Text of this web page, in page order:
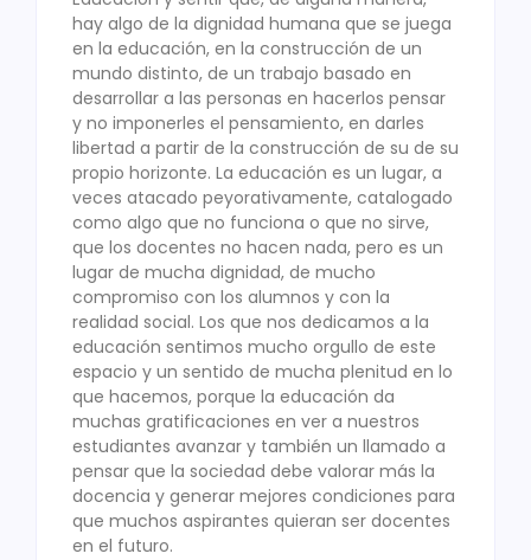
hay algo de la dignidad humana que se juega
en la educación, en la construcción de un
mundo distinto, de un trabajo basado en
desarrollar a las personas en hacerlos pensar
y no imponerles el pensamiento, en darles
libertad a partir de la construcción de su de su
propio horizonte. La educación es un lugar, a
veces atacado peyorativamente, catalogado
como algo que no funciona o que no sirve,
que los docentes no hacen nada, pero es un
lugar de mucha dignidad, de mucho
compromiso con los alumnos y con la
realidad social. Los que nos dedicamos a la
educación sentimos mucho orgullo de este
espacio y un sentido de mucha plenitud en lo
que hacemos, porque la educación da
muchas gratificaciones en ver a nuestros
estudiantes avanzar y también un llamado a
pensar que la sociedad debe valorar más la
docencia y generar mejores condiciones para
que muchos aspirantes quieran ser docentes
en el futuro.